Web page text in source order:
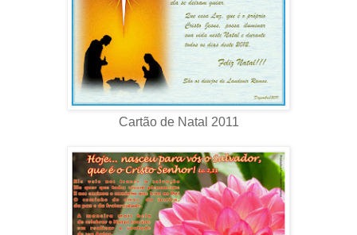
Cartão de Natal 2011